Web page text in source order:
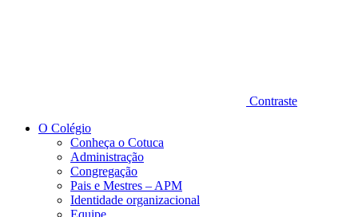
Contraste
O Colégio
Conheça o Cotuca
Administração
Congregação
Pais e Mestres – APM
Identidade organizacional
Equipe